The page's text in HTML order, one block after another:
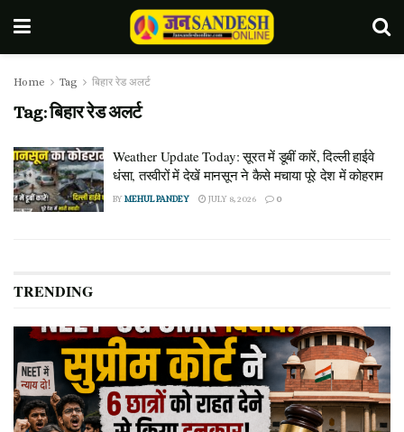
Home Tag बिहार रेड अलर्ट
Tag:बिहार रेड अलर्ट
Weather Update Today: सूरत में डूबीं कारें, दिल्ली हाईवे
धंसा, तस्वीरों में देखें मानसून ने कैसे मचाया पूरे देश में कोहराम
BYMEHUL PANDEY JULY 8, 2026 0
TRENDING